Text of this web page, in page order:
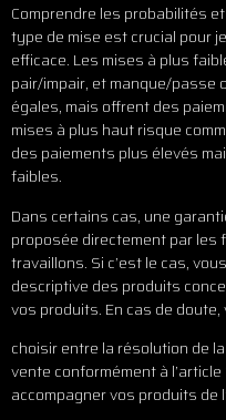
Comprendre les probabilités
type de mise est crucial pour
efficace. Les mises à plus
pair/impair, et manque/passe
égales, mais offrent des
mises à plus haut risque
des paiements plus élevés
faibles.
Dans certains cas, une
proposée directement par les
travaillons. Si c’est le cas,
descriptive des produits
vos produits. En cas de doute,
choisir entre la résolution de
vente conformément à
accompagner vos produits de